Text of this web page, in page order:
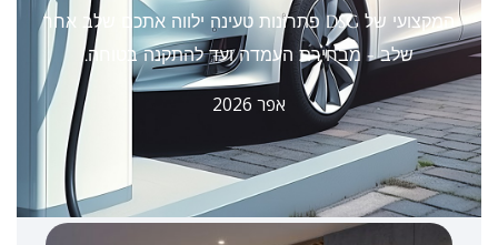
המקצועי של DSG פתרונות טעינה ילווה אתכם שלב אחר
שלב - מבחירת העמדה ועד להתקנה בטוחה.
אפר 2026